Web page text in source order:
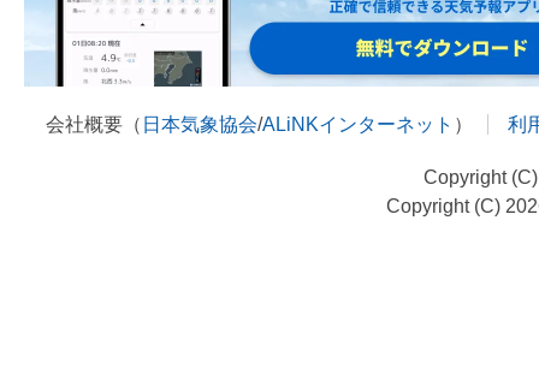
会社概要（ 日本気象協会/ALiNKインターネット ） 利
Copyright
Copyright (C)